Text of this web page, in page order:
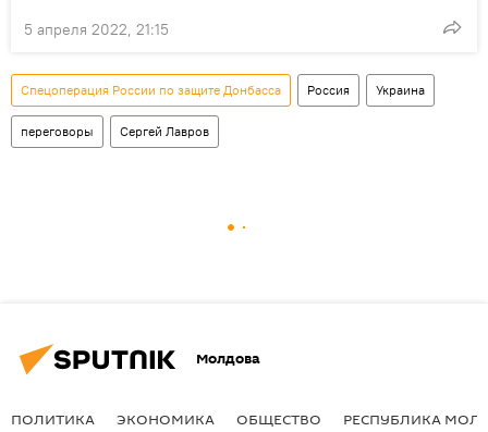
5 апреля 2022, 21:15
Спецоперация России по защите Донбасса Россия Украина
переговоры Сергей Лавров
Молдова
ПОЛИТИКА ЭКОНОМИКА ОБЩЕСТВО РЕСПУБЛИКА